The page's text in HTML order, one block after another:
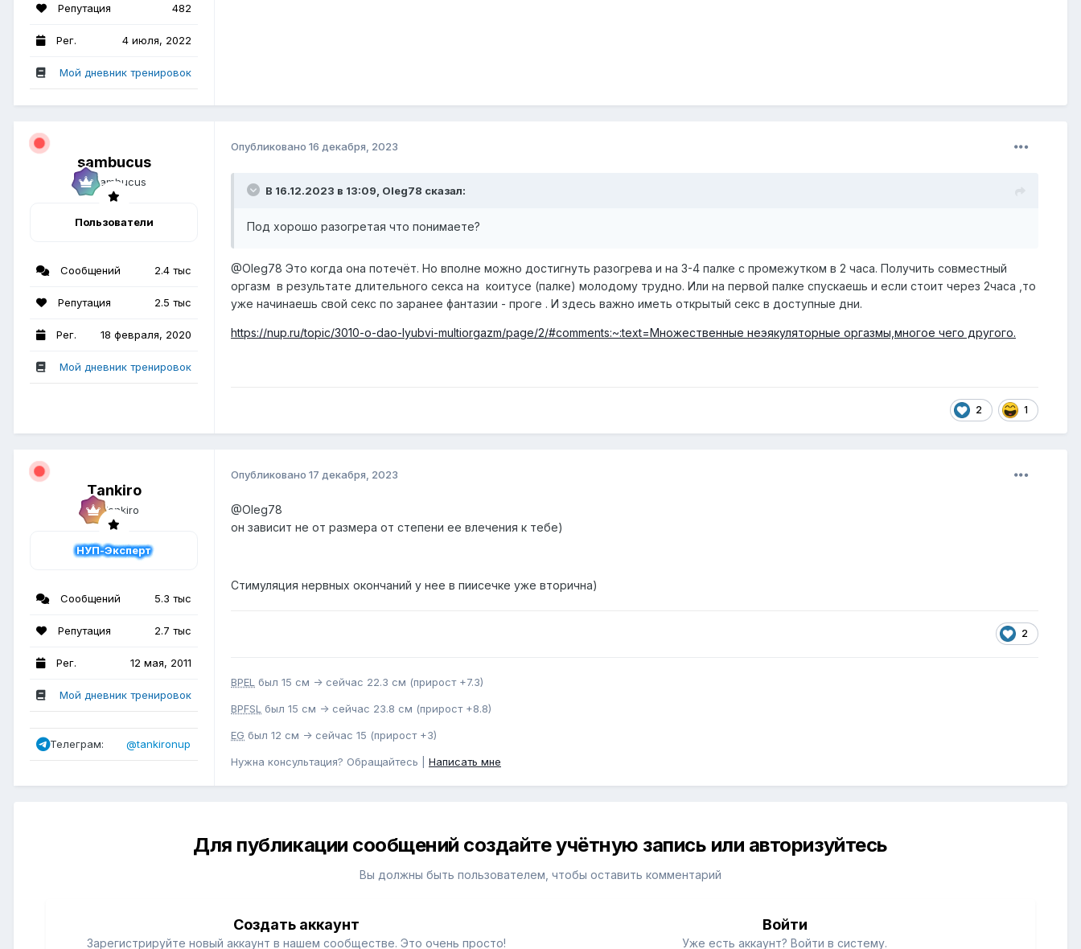
Репутация 482
Рег. 4 июля, 2022
Мой дневник тренировок
sambucus
Пользователи
Сообщений 2.4 тыс
Репутация 2.5 тыс
Рег. 18 февраля, 2020
Мой дневник тренировок
Опубликовано 16 декабря, 2023
В 16.12.2023 в 13:09, Oleg78 сказал:
Под хорошо разогретая что понимаете?
@Oleg78 Это когда она потечёт. Но вполне можно достигнуть разогрева и на 3-4 палке с промежутком в 2 часа. Получить совместный
оргазм в результате длительного секса на коитусе (палке) молодому трудно. Или на первой палке спускаешь и если стоит через 2часа ,то
уже начинаешь свой секс по заранее фантазии - проге . И здесь важно иметь открытый секс в доступные дни.
https://nup.ru/topic/3010-o-dao-lyubvi-multiorgazm/page/2/#comments:~:text=Множественные неэякуляторные оргазмы,многое чего другого.
2 1
Tankiro
НУП-Эксперт
Сообщений 5.3 тыс
Репутация 2.7 тыс
Рег. 12 мая, 2011
Мой дневник тренировок
Телеграм: @tankironup
Опубликовано 17 декабря, 2023
@Oleg78
он зависит не от размера от степени ее влечения к тебе)
Стимуляция нервных окончаний у нее в пиисечке уже вторична)
2
BPEL был 15 см -> сейчас 22.3 см (прирост +7.3)
BPFSL был 15 см -> сейчас 23.8 см (прирост +8.8)
EG был 12 см -> сейчас 15 (прирост +3)
Нужна консультация? Обращайтесь | Написать мне
Для публикации сообщений создайте учётную запись или авторизуйтесь
Вы должны быть пользователем, чтобы оставить комментарий
Создать аккаунт
Зарегистрируйте новый аккаунт в нашем сообществе. Это очень просто!
Войти
Уже есть аккаунт? Войти в систему.